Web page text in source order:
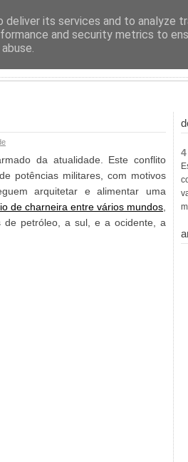
da atualidade. Este conflito
potências militares, com motivos
arquitetar e alimentar uma
de charneira entre vários mundos
petróleo, a sul, e a ocidente, a
its services and to analyze
and security metrics to